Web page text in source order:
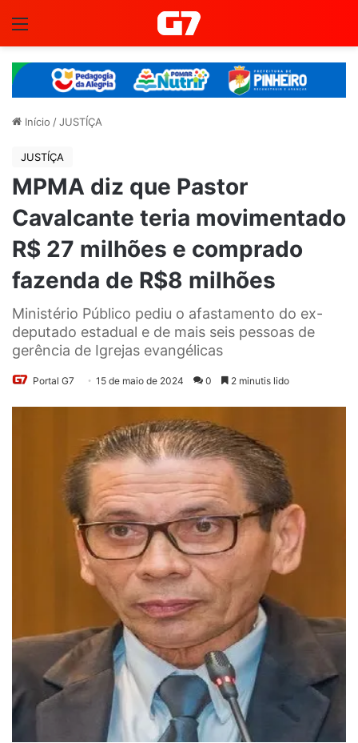
Início /JUSTÍÇA
JUSTÍÇA
MPMA diz que Pastor
Cavalcante teria movimentado
R$ 27 milhões e comprado
fazenda de R$8 milhões
Ministério Público pediu o afastamento do ex-
deputado estadual e de mais seis pessoas de
gerência de Igrejas evangélicas
Portal G7 15 de maio de 2024 0 2 minutis lido